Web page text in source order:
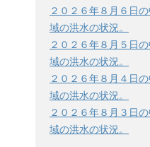
２０２６年８月６日
域の洪水の状況。
２０２６年８月５日
域の洪水の状況。
２０２６年８月４日
域の洪水の状況。
２０２６年８月３日
域の洪水の状況。